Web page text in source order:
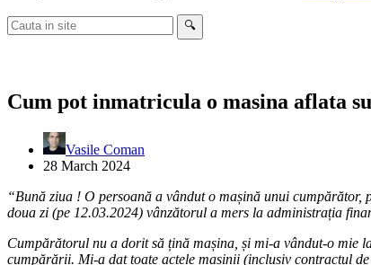
Cauta
in
🔍
Cum pot inmatricula o masina aflata
Vasile Coman
28 March 2024
“Bună ziua ! O persoană a vândut o mașină unui
doua zi (pe 12.03.2024) vânzătorul a mers la administrația
Cumpărătorul nu a dorit să țină mașina, și mi-a vândut-o mie
cumpărării. Mi-a dat toate actele mașinii (inclusiv contractul